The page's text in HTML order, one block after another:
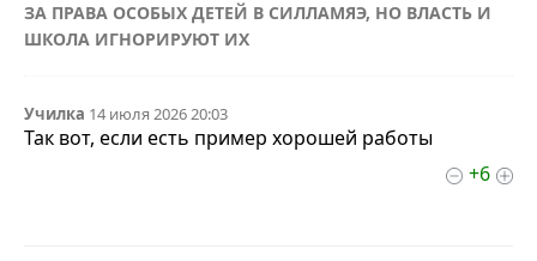
ЗА ПРАВА ОСОБЫХ ДЕТЕЙ В СИЛЛАМЯЭ, НО ВЛАСТЬ И
ШКОЛА ИГНОРИРУЮТ ИХ
Училка 14 июля 2026 20:03
Так вот, если есть пример хорошей работы
+6